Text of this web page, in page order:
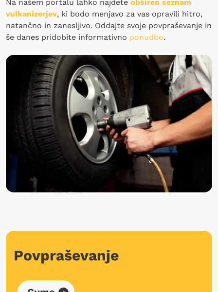
Na našem portalu lahko najdete obširen seznam
vulkanizerjev, ki bodo menjavo za vas opravili hitro,
natančno in zanesljivo. Oddajte svoje povpraševanje in
še danes pridobite informativno ponudbo.
Povpraševanje